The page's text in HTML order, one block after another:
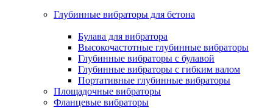
Глубинные вибраторы для бетона
Булава для вибратора
Высокочастотные глубинные вибраторы
Глубинные вибраторы с булавой
Глубинные вибраторы с гибким валом
Портативные глубинные вибраторы
Площадочные вибраторы
Фланцевые вибраторы